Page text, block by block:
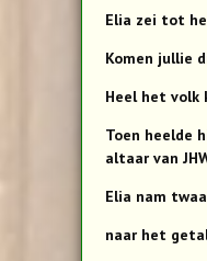
Elia zei tot
Komen jullie
Heel het volk
Toen heelde
altaar van
Elia nam
naar het